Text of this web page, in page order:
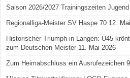
Saison 2026/2027 Trainingszeiten Jugend
Regionalliga-Meister SV Haspe 70 12.
Historischer Triumph in Langen: Ü45
zum Deutschen Meister 11. Mai 2026
Zum Heimabschluss ein Ausrufezeichen